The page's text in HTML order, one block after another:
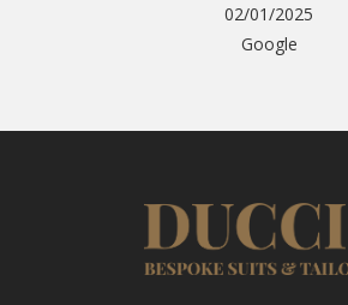
02/01/2025
Google